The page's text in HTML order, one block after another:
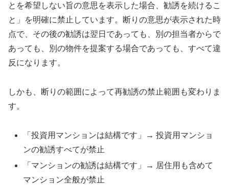
とを希望しない旨の意思を表示した場合、勧誘を続けるこ
と」を明確に禁止しています。断りの意思が表示された時
点で、その後の勧誘は翌日であっても、別の担当者からで
あっても、別の物件を提案する場合であっても、すべて違
反になります。
しかも、断りの範囲によって再勧誘の禁止範囲も変わりま
す。
「投資用マンションは結構です」→ 投資用マンショ
ンの勧誘すべてが禁止
「マンションの勧誘は結構です」→ 居住用も含めて
マンション全般が禁止